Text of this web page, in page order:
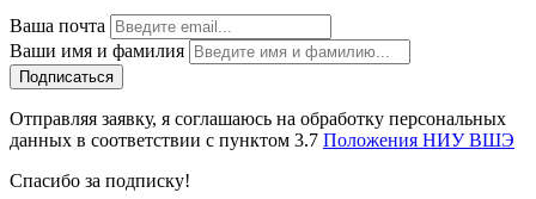
Ваша почта
Ваши имя и фамилия
Отправляя заявку, я соглашаюсь на обработку персональных
данных в соответствии с пунктом 3.7 Положения НИУ ВШЭ
Спасибо за подписку!